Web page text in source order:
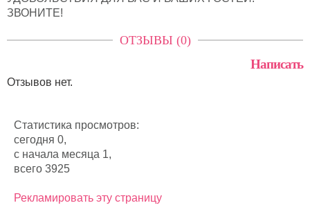
ЗВОНИТЕ!
ОТЗЫВЫ (0)
Написать
Отзывов нет.
Статистика просмотров:
сегодня 0,
с начала месяца 1,
всего 3925
Рекламировать эту страницу